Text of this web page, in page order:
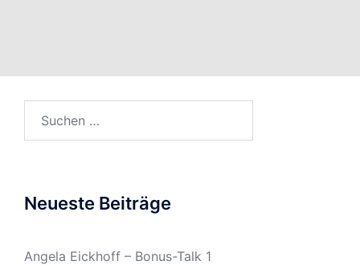
Neueste Beiträge
Angela Eickhoff – Bonus-Talk 1